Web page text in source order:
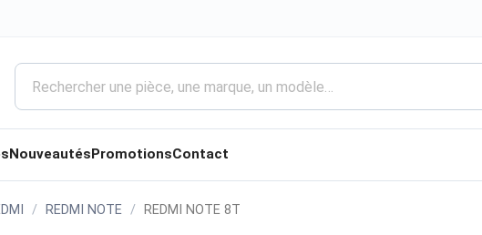
Nouveautés PromotionsContact
REDMI NOTE REDMI NOTE 8T